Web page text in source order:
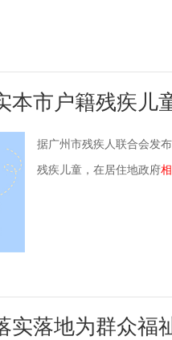
本市户籍残疾儿
据广州市残疾人联合会发
残疾儿童，在居住地政府
实落地为群众福